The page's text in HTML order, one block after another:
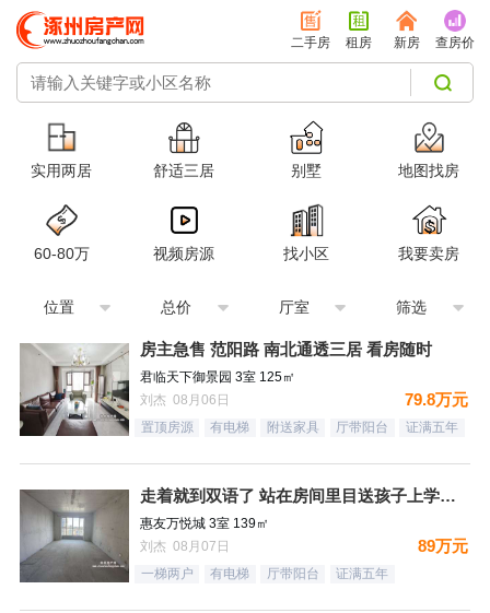
二手房 租房 新房 查房价
实用两居 舒适三居 别墅 地图找房
60-80万 视频房源 找小区 我要卖房
位置 总价 厅室 筛选
房主急售 范阳路 南北通透三居 看房随时
君临天下御景园 3室 125㎡
刘杰 08月06日
79.8万元
置顶房源 有电梯 附送家具 厅带阳台 证满五年
走着就到双语了 站在房间里目送孩子上学是一件多么幸福的事情
惠友万悦城 3室 139㎡
刘杰 08月07日
89万元
一梯两户 有电梯 厅带阳台 证满五年